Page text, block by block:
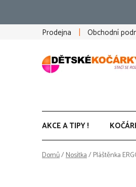
obsah
Prodejna
Obchodní
AKCE A TIPY !
Domů/Nosítka/Pláštěnka